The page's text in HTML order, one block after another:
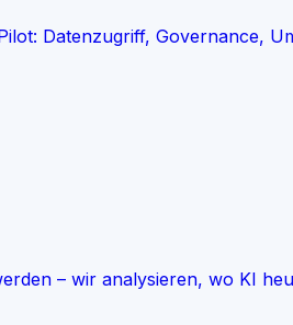
Datenzugriff, Governance,
– wir analysieren, wo KI